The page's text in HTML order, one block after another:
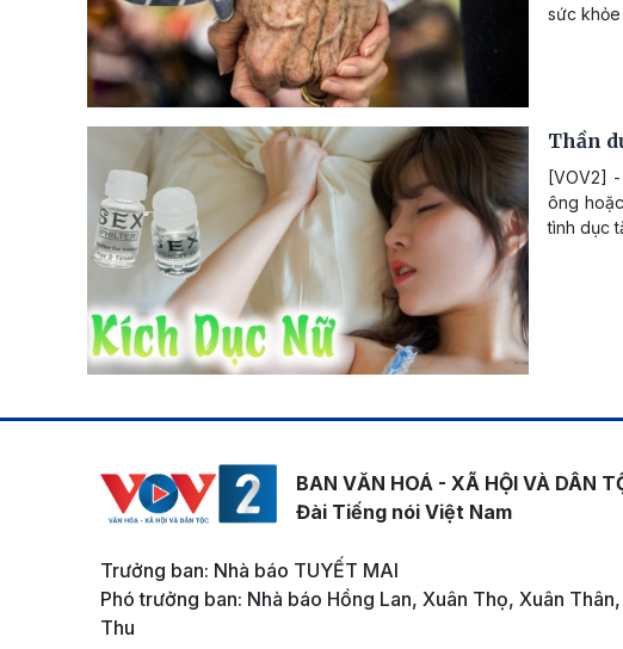
sức
Thần
[VOV2]
ông
tình dục
BAN VĂN HOÁ - XÃ HỘI VÀ DÂN
Đài Tiếng nói Việt Nam
Trưởng ban: Nhà báo TUYẾT MAI
Phó trưởng ban: Nhà báo Hồng Lan, Xuân Thọ, Xuân
Thu